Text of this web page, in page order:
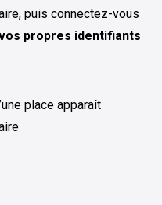
puis connectez-vous
propres identifiants
place apparaît